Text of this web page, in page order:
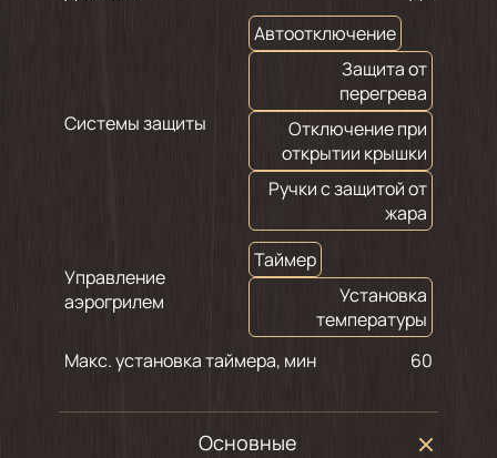
Системы защиты
Автоотключение
Защита от
перегрева
Отключение при
открытии крышки
Ручки с защитой от
жара
Управление
аэрогрилем
Таймер
Установка
температуры
Макс. установка таймера, мин
60
Основные